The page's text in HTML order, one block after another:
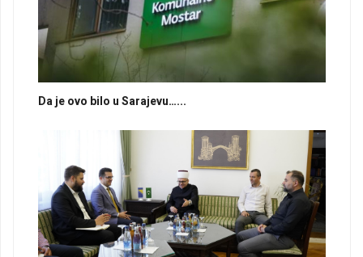
Da je ovo bilo u Sarajevu…...